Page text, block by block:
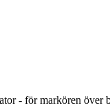
- för markören över